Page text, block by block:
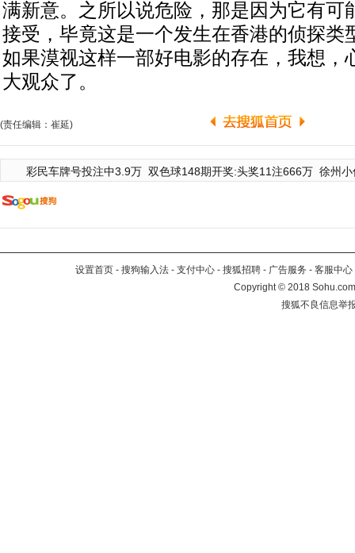
满新意。之所以说危险，那是因为它有可
接受，毕竟这是一个发生在香港的侦探类
如果漠视这样一部好电影的存在，我想，
大观众了。
(责任编辑：崔延)
彩民车牌号投注中3.9万 双色球148期开奖:头奖11注666万 徐州
设置首页 - 搜狗输入法 - 支付中心 - 搜狐招聘 - 广告服务 - 客服中心
Copyright©2018
搜狐不良信息举